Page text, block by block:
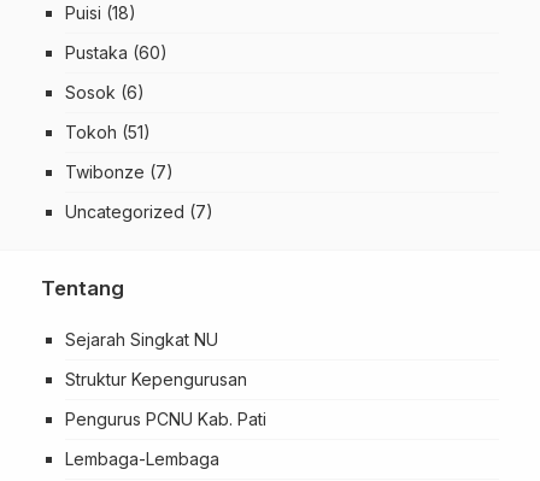
Puisi (18)
Pustaka (60)
Sosok (6)
Tokoh (51)
Twibonze (7)
Uncategorized (7)
Tentang
Sejarah Singkat NU
Struktur Kepengurusan
Pengurus PCNU Kab. Pati
Lembaga-Lembaga